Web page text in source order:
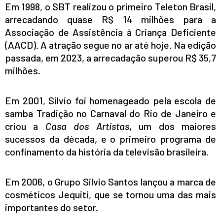
Em 1998, o SBT realizou o primeiro Teleton Brasil,
arrecadando quase R$ 14 milhões para a
Associação de Assistência à Criança Deficiente
(AACD). A atração segue no ar até hoje. Na edição
passada, em 2023, a arrecadação superou R$ 35,7
milhões.
Em 2001, Silvio foi homenageado pela escola de
samba Tradição no Carnaval do Rio de Janeiro e
criou a Casa dos Artistas, um dos maiores
sucessos da década, e o primeiro programa de
confinamento da história da televisão brasileira.
Em 2006, o Grupo Silvio Santos lançou a marca de
cosméticos Jequiti, que se tornou uma das mais
importantes do setor.